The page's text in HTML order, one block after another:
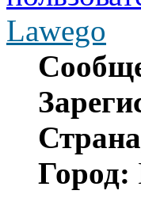
Lawego
Город: